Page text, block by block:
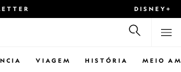
DISNEY+
VIAGEM HISTÓRIA MEIO